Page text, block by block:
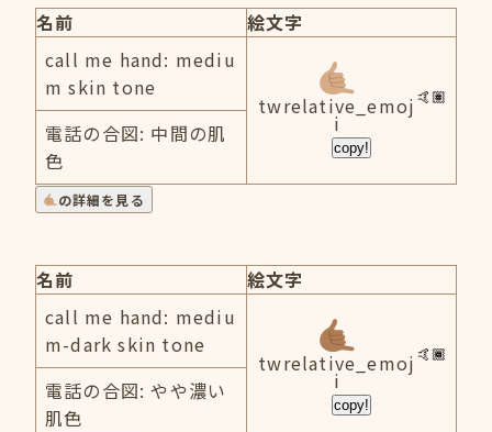
名前
絵文字
call me hand: mediu
m skin tone
twrelative_emoj
i
copy!
電話の合図: 中間の肌
色
の詳細を見る
名前
絵文字
call me hand: mediu
m-dark skin tone
twrelative_emoj
i
copy!
電話の合図: やや濃い
肌色